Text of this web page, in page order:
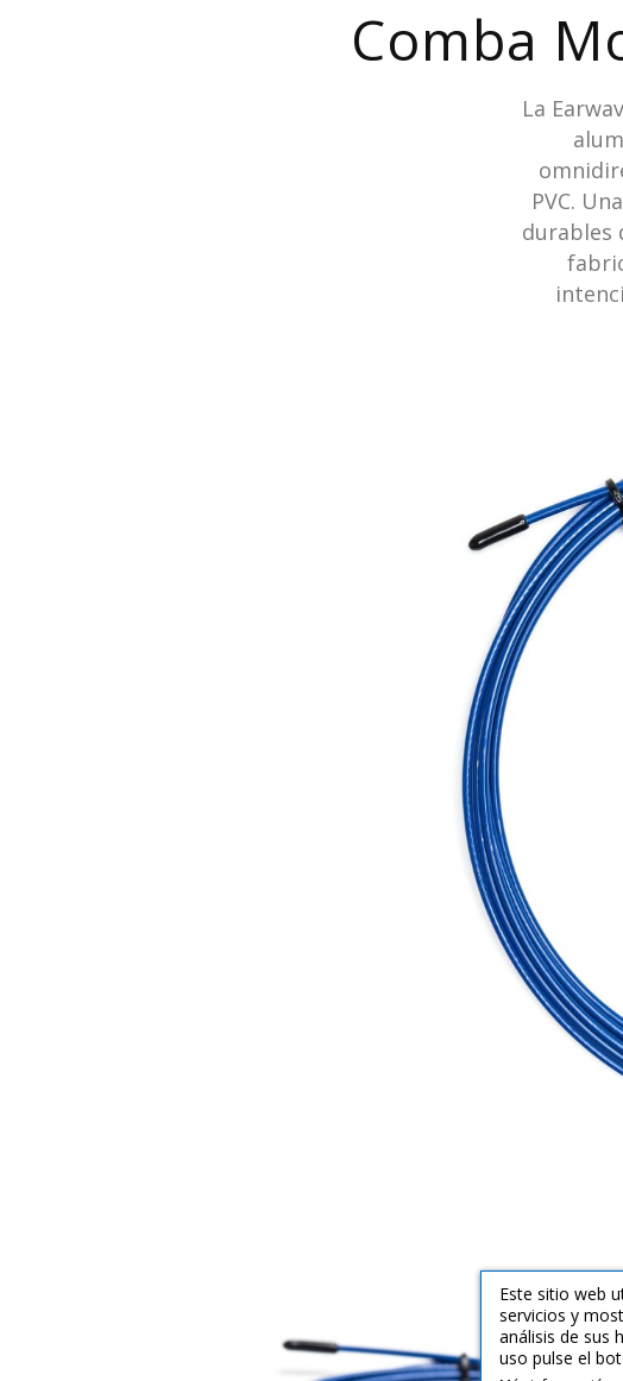
Comba
La
PVC.
durables
Este sitio web
servicios y
análisis de sus
uso pulse el